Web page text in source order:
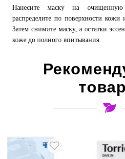
Нанесите маску на
распределите по поверхности кожи
Затем снимите маску, а остатки
коже до полного впитывания.